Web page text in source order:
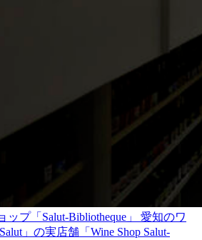
プ「Salut-Bibliotheque」
愛知のワ
」の実店舗「Wine Shop Salut-